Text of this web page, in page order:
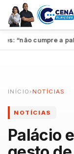
cumpre a palavra”
INÍCIO › NOTÍCIAS
NOTÍCIAS
Palácio